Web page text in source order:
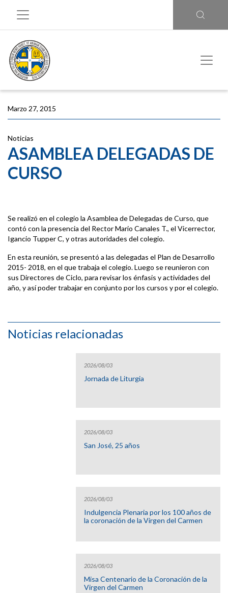
Marzo 27, 2015
Noticias
ASAMBLEA DELEGADAS DE
CURSO
Se realizó en el colegio la Asamblea de Delegadas de Curso, que
contó con la presencia del Rector Mario Canales T., el Vicerrector,
Igancio Tupper C, y otras autoridades del colegio.
En esta reunión, se presentó a las delegadas el Plan de Desarrollo
2015- 2018, en el que trabaja el colegio. Luego se reunieron con
sus Directores de Ciclo, para revisar los énfasis y actividades del
año, y así poder trabajar en conjunto por los cursos y por el colegio.
Noticias relacionadas
2026/08/03
Jornada de Liturgia
2026/08/03
San José, 25 años
2026/08/03
Indulgencia Plenaria por los 100 años de
la coronación de la Virgen del Carmen
2026/08/03
Misa Centenario de la Coronación de la
Virgen del Carmen